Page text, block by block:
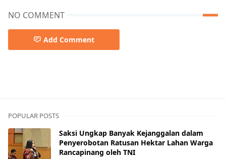
NO COMMENT
Add Comment
POPULAR POSTS
Saksi Ungkap Banyak Kejanggalan dalam
Penyerobotan Ratusan Hektar Lahan Warga
Rancapinang oleh TNI